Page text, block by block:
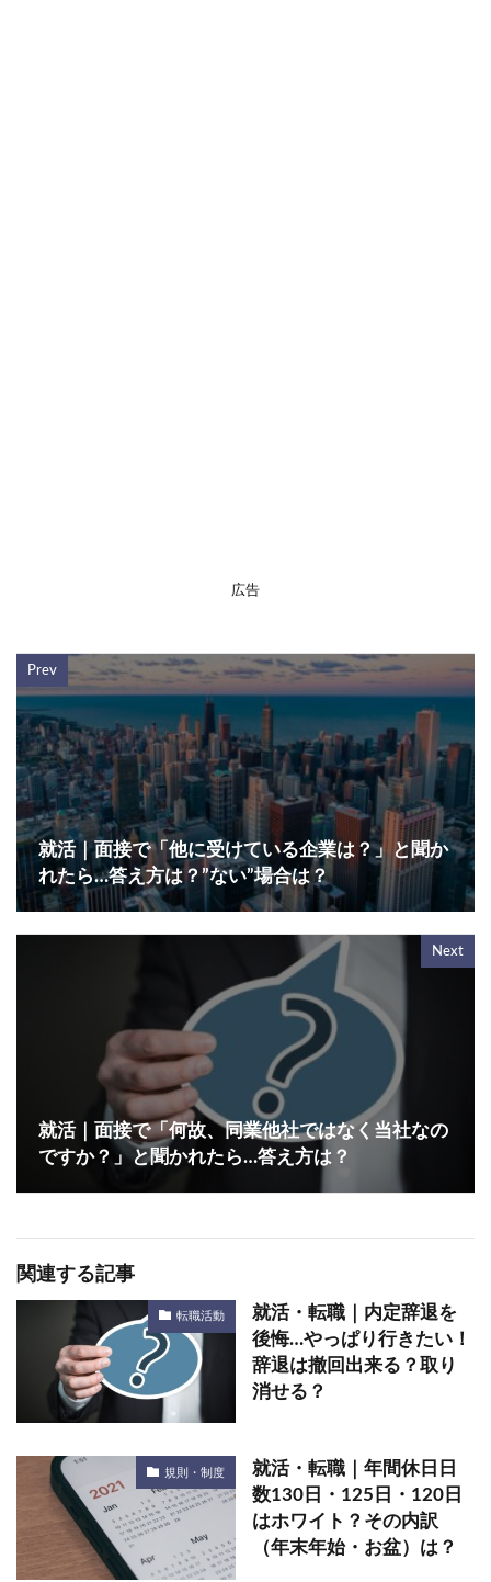
広告
Prev
就活｜面接で「他に受けている企業は？」と聞か
れたら…答え方は？”ない”場合は？
Next
就活｜面接で「何故、同業他社ではなく当社なの
ですか？」と聞かれたら…答え方は？
関連する記事
転職活動
就活・転職｜内定辞退を
後悔…やっぱり行きたい！
辞退は撤回出来る？取り
消せる？
規則・制度
就活・転職｜年間休日日
数130日・125日・120日
はホワイト？その内訳
（年末年始・お盆）は？